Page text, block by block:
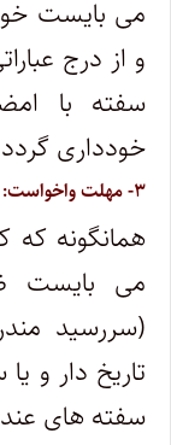
می بایست
و از درج
سفته با
خودداری
۳- مهلت واخواست:
همانگونه که
می بایست
(سررسید
تاریخ دار و
سفته های